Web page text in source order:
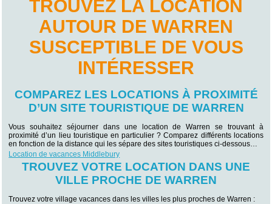
TROUVEZ LA LOCATION
AUTOUR DE WARREN
SUSCEPTIBLE DE VOUS
INTÉRESSER
COMPAREZ LES LOCATIONS À PROXIMITÉ
D’UN SITE TOURISTIQUE DE WARREN
Vous souhaitez séjourner dans une location de Warren se trouvant à
proximité d’un lieu touristique en particulier ? Comparez différents locations
en fonction de la distance qui les sépare des sites touristiques ci-dessous…
Location de vacances Middlebury
TROUVEZ VOTRE LOCATION DANS UNE
VILLE PROCHE DE WARREN
Trouvez votre village vacances dans les villes les plus proches de Warren :